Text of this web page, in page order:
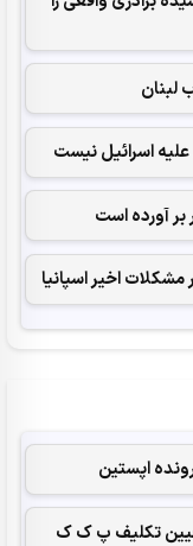
لبنان
اسرائیل نیست
بر آورده است
اخیر اسپانیا
اپستین
تکلیف پ ک ک